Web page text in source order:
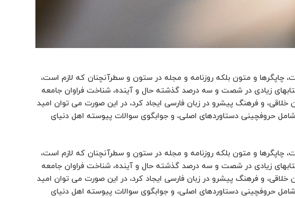
چاپگرها و متون بلکه روزنامه و مجله در ستون و سطرآنچنان که لازم است،
کتابهای زیادی در شصت و سه درصد گذشته حال و آینده، شناخت فراوان جامعه
خلاقی، و فرهنگ پیشرو در زبان فارسی ایجاد کرد، در این صورت می توان امید
حروفچینی دستاوردهای اصلی، و جوابگوی سوالات پیوسته اهل دنیای
چاپگرها و متون بلکه روزنامه و مجله در ستون و سطرآنچنان که لازم است،
کتابهای زیادی در شصت و سه درصد گذشته حال و آینده، شناخت فراوان جامعه
خلاقی، و فرهنگ پیشرو در زبان فارسی ایجاد کرد، در این صورت می توان امید
حروفچینی دستاوردهای اصلی، و جوابگوی سوالات پیوسته اهل دنیای